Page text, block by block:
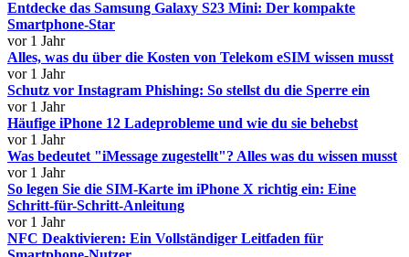
Entdecke das Samsung Galaxy S23 Mini: Der kompakte
Smartphone-Star
vor 1 Jahr
Alles, was du über die Kosten von Telekom eSIM wissen musst
vor 1 Jahr
Schutz vor Instagram Phishing: So stellst du die Sperre ein
vor 1 Jahr
Häufige iPhone 12 Ladeprobleme und wie du sie behebst
vor 1 Jahr
Was bedeutet "iMessage zugestellt"? Alles was du wissen musst
vor 1 Jahr
So legen Sie die SIM-Karte im iPhone X richtig ein: Eine
Schritt-für-Schritt-Anleitung
vor 1 Jahr
NFC Deaktivieren: Ein Vollständiger Leitfaden für